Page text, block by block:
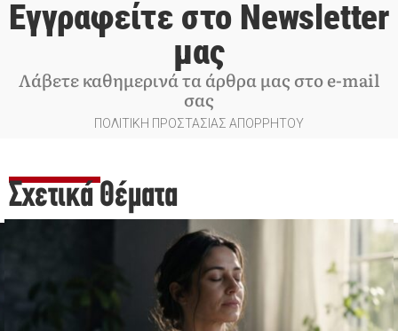
Εγγραφείτε στο Newsletter
μας
Λάβετε καθημερινά τα άρθρα μας στο e-mail
σας
ΠΟΛΙΤΙΚΗ ΠΡΟΣΤΑΣΙΑΣ ΑΠΟΡΡΗΤΟΥ
Σχετικά Θέματα